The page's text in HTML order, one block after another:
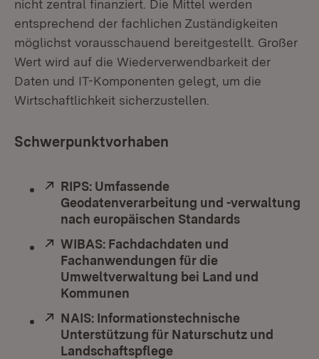
nicht zentral finanziert. Die Mittel werden
entsprechend der fachlichen Zuständigkeiten
möglichst vorausschauend bereitgestellt. Großer
Wert wird auf die Wiederverwendbarkeit der
Daten und IT-Komponenten gelegt, um die
Wirtschaftlichkeit sicherzustellen.
Schwerpunktvorhaben
Extern:
RIPS: Umfassende
Geodatenverarbeitung und -verwaltung
nach europäischen Standards
Extern:
WIBAS: Fachdachdaten und
Fachanwendungen für die
Umweltverwaltung bei Land und
Kommunen
Extern:
NAIS: Informationstechnische
Unterstützung für Naturschutz und
Landschaftspflege